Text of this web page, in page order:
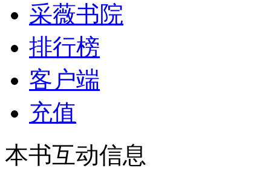
采薇书院
排行榜
客户端
充值
本书互动信息